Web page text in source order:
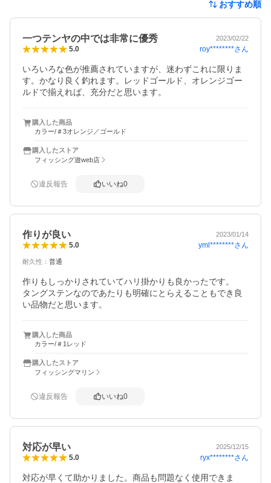
おすすめ順
一つテンヤの中では非常に優秀 2023/02/22
5.0 roy********さん
いろいろな色が推薦されていますが、迷わずこれに限りま
す。かなり良く釣れます。レッドゴールド、オレンジゴー
ルドで揃えれば、充分だと思います。
購入した商品
カラー/＃3オレンジ／ゴールド
購入したストア
フィッシング遊web店
違反報告 いいね0
作りが良い 2023/01/14
5.0 yml********さん
耐久性 ： 普通
作りもしっかりされていてハリ掛かりも良かったです。
タングステンなのであたりも明確にとらえることもでき良
い品物だと思います。
購入した商品
カラー/＃1レッド
購入したストア
フィッシングマリン
違反報告 いいね0
対応が早い 2025/12/15
5.0 ryx********さん
対応が早くて助かりました。商品も問題なく使用できま